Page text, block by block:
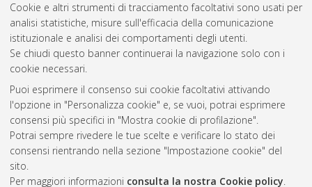
Cookie e altri strumenti di tracciamento facoltativi sono usati per
analisi statistiche, misure sull'efficacia della comunicazione
istituzionale e analisi dei comportamenti degli utenti.
Se chiudi questo banner continuerai la navigazione solo con i
cookie necessari.
Puoi esprimere il consenso sui cookie facoltativi attivando
l'opzione in "Personalizza cookie" e, se vuoi, potrai esprimere
consensi più specifici in "Mostra cookie di profilazione".
Potrai sempre rivedere le tue scelte e verificare lo stato dei
consensi rientrando nella sezione "Impostazione cookie" del
sito.
Per maggiori informazioni consulta la nostra Cookie policy.
Gestione del documento:
Atom
Rss 1.0
Rss 2.0
AMS Laurea